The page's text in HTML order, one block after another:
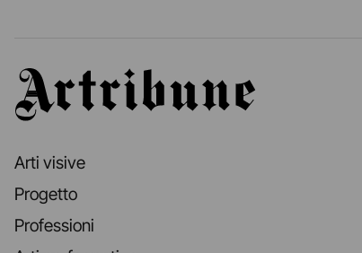
Artribune
Arti visive
Progetto
Professioni